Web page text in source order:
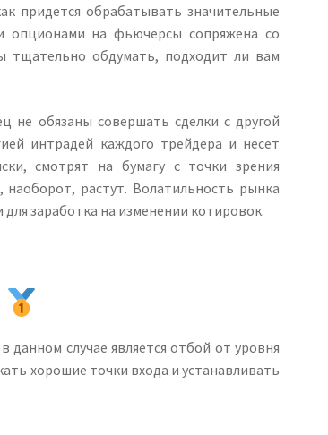
придется обрабатывать значительные
опционами на фьючерсы сопряжена со
тщательно обдумать, подходит ли вам
не обязаны совершать сделки с другой
интрадей каждого трейдера и несет
смотрят на бумагу с точки зрения
растут. Волатильность рынка
заработка на изменении котировок.
данном случае является отбой от уровня
хорошие точки входа и устанавливать